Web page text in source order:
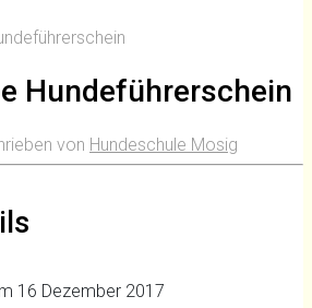
Hundeführerschein
von Hundeschule Mosig
16 Dezember 2017